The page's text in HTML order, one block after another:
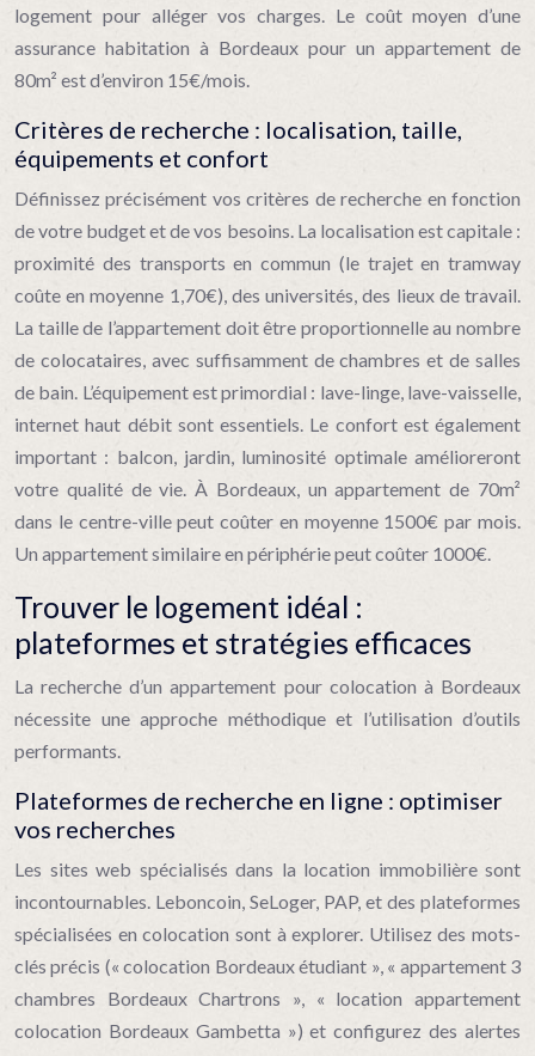
logement pour alléger vos charges. Le coût moyen d’une
assurance habitation à Bordeaux pour un appartement de
80m² est d’environ 15€/mois.
Critères de recherche : localisation, taille,
équipements et confort
Définissez précisément vos critères de recherche en fonction
de votre budget et de vos besoins. La localisation est capitale :
proximité des transports en commun (le trajet en tramway
coûte en moyenne 1,70€), des universités, des lieux de travail.
La taille de l’appartement doit être proportionnelle au nombre
de colocataires, avec suffisamment de chambres et de salles
de bain. L’équipement est primordial : lave-linge, lave-vaisselle,
internet haut débit sont essentiels. Le confort est également
important : balcon, jardin, luminosité optimale amélioreront
votre qualité de vie. À Bordeaux, un appartement de 70m²
dans le centre-ville peut coûter en moyenne 1500€ par mois.
Un appartement similaire en périphérie peut coûter 1000€.
Trouver le logement idéal :
plateformes et stratégies efficaces
La recherche d’un appartement pour colocation à Bordeaux
nécessite une approche méthodique et l’utilisation d’outils
performants.
Plateformes de recherche en ligne : optimiser
vos recherches
Les sites web spécialisés dans la location immobilière sont
incontournables. Leboncoin, SeLoger, PAP, et des plateformes
spécialisées en colocation sont à explorer. Utilisez des mots-
clés précis (« colocation Bordeaux étudiant », « appartement 3
chambres Bordeaux Chartrons », « location appartement
colocation Bordeaux Gambetta ») et configurez des alertes